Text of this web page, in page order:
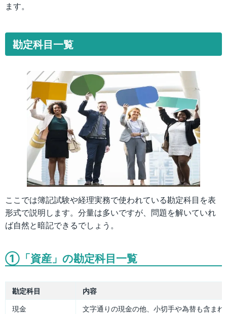
ます。
勘定科目一覧
ここでは簿記試験や経理実務で使われている勘定科目を表
形式で説明します。分量は多いですが、問題を解いていれ
ば自然と暗記できるでしょう。
①「資産」の勘定科目一覧
勘定科目
内容
現金
文字通りの現金の他、小切手や為替も含まれ